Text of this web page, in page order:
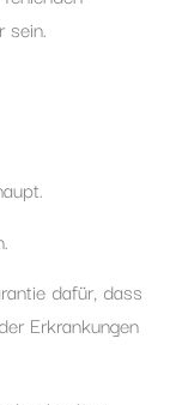
sein.
dafür, dass
Erkrankungen